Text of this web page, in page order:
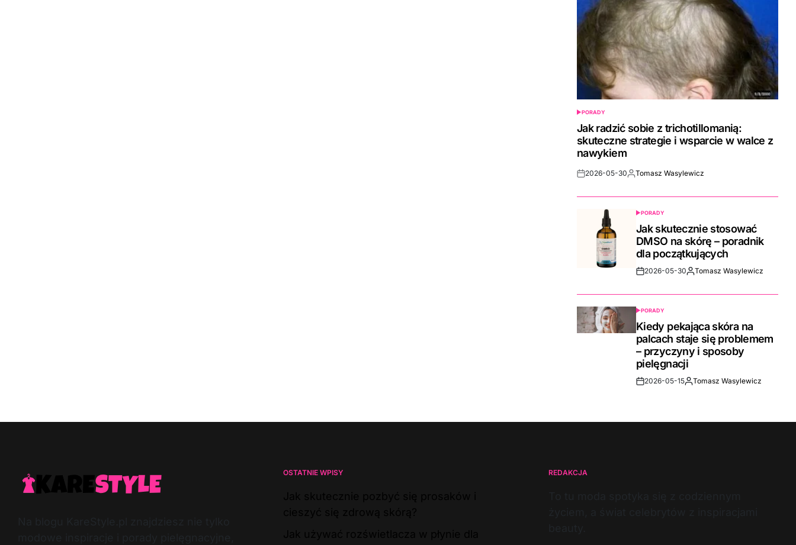
POSTED
IN
PORADY
Jak radzić sobie z trichotillomanią:
skuteczne strategie i wsparcie w walce z
nawykiem
Post2026-05-30By:Tomasz Wasylewicz
POSTED
IN
PORADY
Jak skutecznie stosować
DMSO na skórę – poradnik
dla początkujących
Post2026-05-30By:Tomasz Wasylewicz
POSTED
IN
PORADY
Kiedy pekająca skóra na
palcach staje się problemem
– przyczyny i sposoby
pielęgnacji
Post2026-05-15By:Tomasz Wasylewicz
OSTATNIE WPISY REDAKCJA